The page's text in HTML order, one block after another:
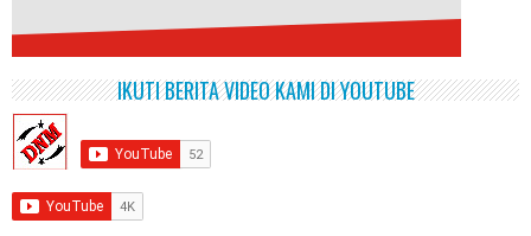
IKUTI BERITA VIDEO KAMI DI YOUTUBE